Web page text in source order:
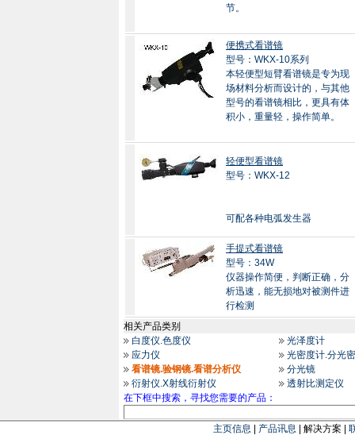
节。
便携式看谱镜
型号：WKX-10系列
本轻便型短臂看谱镜是专为现
场材料分析而设计的，与其他
型号的看谱镜相比，更具有体
积小，重量轻，操作简单。
轻便型看谱镜
型号：WKX-12
可配各种电弧发生器
手提式看谱镜
型号：34W
仪器操作简便，判断正确，分
析迅速，能无损地对被测件进
行检测
相关产品类别
白度仪.色度仪
光泽度计
应力仪
光密度计.分光
看谱镜.验钢镜.看谱分析仪
分光镜
衍射仪.X射线衍射仪
透射比测定仪
在下框中搜索，寻找您需要的产品：
主页信息 产品讯息 | 解决方案 |